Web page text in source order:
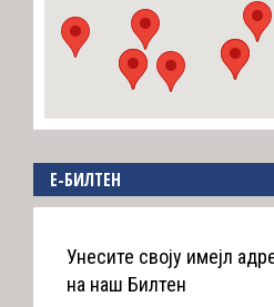
E-БИЛТЕН
Унесите своју имејл
на наш Билтен